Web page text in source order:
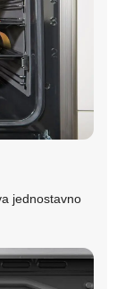
jednostavno